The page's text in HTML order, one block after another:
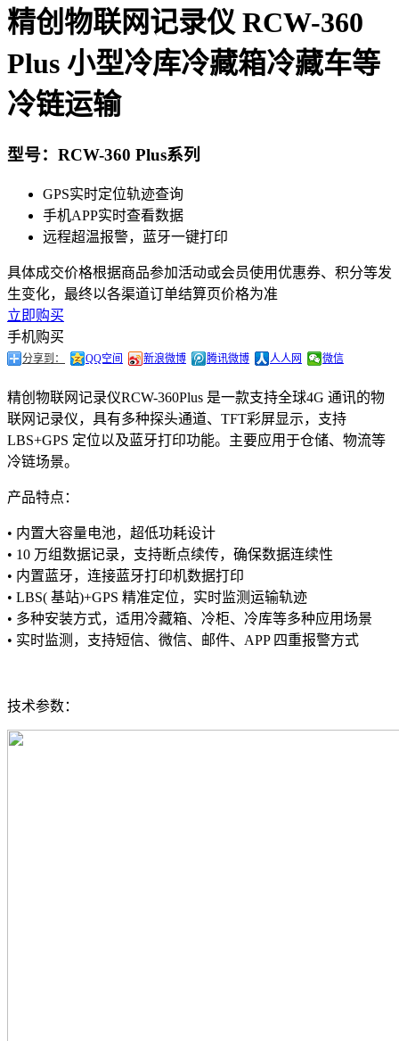
精创物联网记录仪 RCW-360
Plus 小型冷库冷藏箱冷藏车等
冷链运输
型号：RCW-360 Plus系列
GPS实时定位轨迹查询
手机APP实时查看数据
远程超温报警，蓝牙一键打印
具体成交价格根据商品参加活动或会员使用优惠券、积分等发
生变化，最终以各渠道订单结算页价格为准
立即购买
手机购买
分享到： QQ空间 新浪微博 腾讯微博 人人网 微信
精创物联网记录仪RCW-360Plus 是一款支持全球4G 通讯的物
联网记录仪，具有多种探头通道、TFT彩屏显示，支持
LBS+GPS 定位以及蓝牙打印功能。主要应用于仓储、物流等
冷链场景。
产品特点：
• 内置大容量电池，超低功耗设计
• 10 万组数据记录，支持断点续传，确保数据连续性
• 内置蓝牙，连接蓝牙打印机数据打印
• LBS( 基站)+GPS 精准定位，实时监测运输轨迹
• 多种安装方式，适用冷藏箱、冷柜、冷库等多种应用场景
• 实时监测，支持短信、微信、邮件、APP 四重报警方式
技术参数：